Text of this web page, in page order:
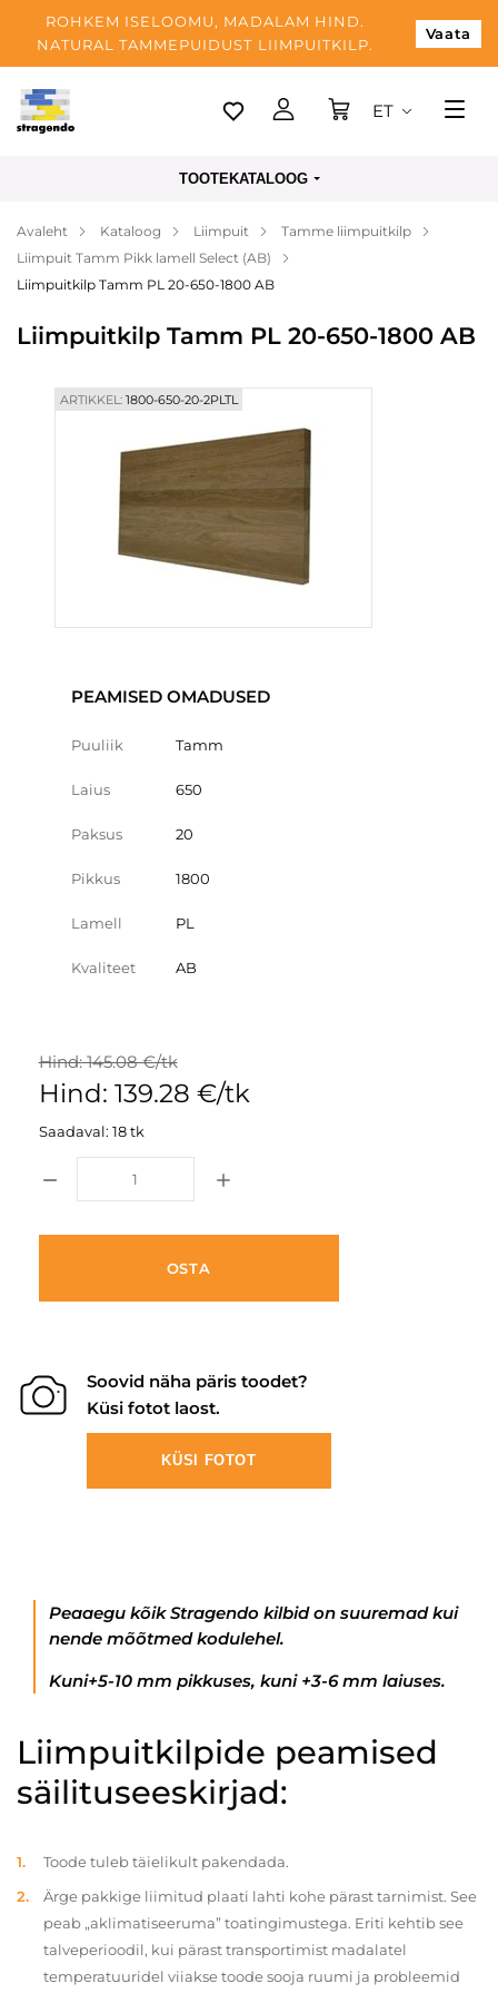
ROHKEM ISELOOMU, MADALAM HIND.
NATURAL TAMMEPUIDUST LIIMPUITKILP.
Vaata
Tallinn
Makse
Meist
ET
TOOTEKATALOOG
Avaleht Kataloog Liimpuit
Tamme liimpuitkilp
Liimpuit Tamm Pikk lamell Select (AB)
Liimpuitkilp Tamm PL 20-650-1800 AB
Liimpuitkilp Tamm PL 20-650-1800 AB
ARTIKKEL:1800-650-20-2PLTL
PEAMISED OMADUSED
Puuliik Tamm
Laius 650
Paksus 20
Pikkus 1800
Lamell PL
Kvaliteet AB
Hind: 145.08 €/tk
Hind: 139.28 €/tk
Saadaval: 18 tk
OSTA
Soovid näha päris toodet?
Küsi fotot laost.
KÜSI FOTOT
Peaaegu kõik Stragendo kilbid on suuremad kui
nende mõõtmed kodulehel.
Kuni+5-10 mm pikkuses, kuni +3-6 mm laiuses.
Liimpuitkilpide peamised
säilituseeskirjad:
Toode tuleb täielikult pakendada.
Ärge pakkige liimitud plaati lahti kohe pärast tarnimist. See
peab „aklimatiseeruma” toatingimustega. Eriti kehtib see
talveperioodil, kui pärast transportimist madalatel
temperatuuridel viiakse toode sooja ruumi ja probleemid